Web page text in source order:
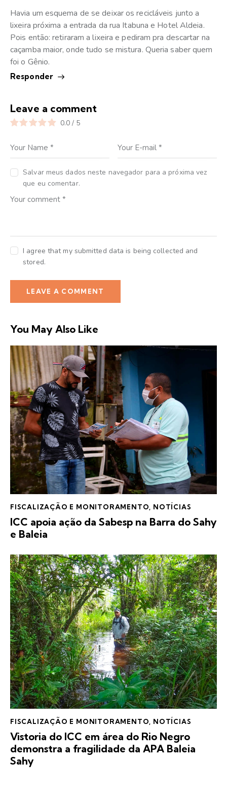
Havia um esquema de se deixar os recicláveis junto a
lixeira próxima a entrada da rua Itabuna e Hotel Aldeia.
Pois então: retiraram a lixeira e pediram pra descartar na
caçamba maior, onde tudo se mistura. Queria saber quem
foi o Gênio.
Responder
Leave a comment
0.0 / 5
Salvar meus dados neste navegador para a próxima vez
que eu comentar.
I agree that my submitted data is being collected and
stored.
You May Also Like
FISCALIZAÇÃO E MONITORAMENTO NOTÍCIAS
ICC apoia ação da Sabesp na Barra do Sahy
e Baleia
FISCALIZAÇÃO E MONITORAMENTO NOTÍCIAS
Vistoria do ICC em área do Rio Negro
demonstra a fragilidade da APA Baleia
Sahy